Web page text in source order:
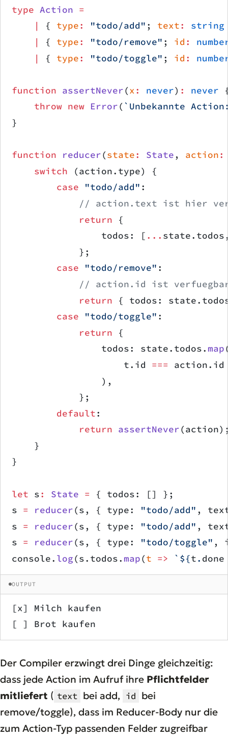
type Action =
    |
{ type: "todo/add" ; text: string
    |
{ type: "todo/remove" ; id :
    |
{ type: "todo/toggle" ; id :
function assertNever(x: never) : never
    throw
new Error( `Unbekannte
}
function reducer(state: State, action:
    switch
(action.type) {
        case
"todo/add" :
// action.text ist hier
            return
{
                todos: [
...
            };
        case
"todo/remove" :
// action.id ist
            return
{ todos:
        case
"todo/toggle" :
            return
{
                todos: state.todos.
map
                    t.id
===
                ),
            };
        default
:
            return
assertNever
    }
}
let s: State = { todos: [] };
s = reducer(s, { type: "todo/add" ,
s = reducer(s, { type: "todo/add" ,
s = reducer(s, { type: "todo/toggle" ,
console. log(s.todos. map(t => `${t. done
OUTPUT
[x] Milch kaufen
[ ] Brot kaufen
Der Compiler erzwingt drei Dinge gleichzeitig:
dass jede Action im Aufruf ihre Pflichtfelder
mitliefert ( text bei add, id bei
remove/toggle), dass im Reducer-Body nur die
zum Action-Typ passenden Felder zugreifbar